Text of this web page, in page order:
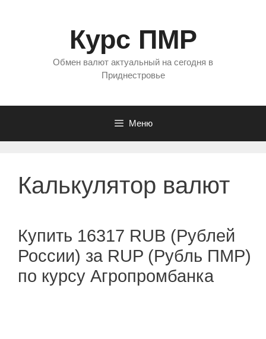
Курс ПМР
Обмен валют актуальный на сегодня в
Приднестровье
Меню
Калькулятор валют
Купить 16317 RUB (Рублей
России) за RUP (Рубль ПМР)
по курсу Агропромбанка